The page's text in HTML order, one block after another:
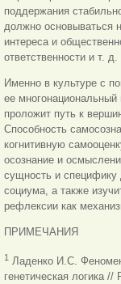
поддержания
должно основываться
интереса и
ответственности и т. д.
Именно в культуре с
ее
проложит путь к
Способность
когнитивную
осознание и
сущность и специфику
социума, а также
рефлексии как
ПРИМЕЧАНИЯ
1 Ладенко И.С.
генетическая логика